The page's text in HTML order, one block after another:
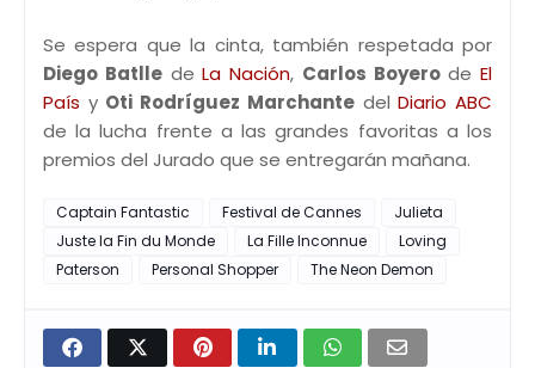
Se espera que la cinta, también respetada por
Diego BatlledeLa Nación, Carlos Boyerode El
País y Oti Rodríguez MarchantedelDiario ABC
de la lucha frente a las grandes favoritas a los
premios del Jurado que se entregarán mañana.
Captain Fantastic Festival de Cannes
Julieta
Juste la Fin du Monde
La Fille Inconnue
Loving
Paterson
Personal Shopper The Neon Demon